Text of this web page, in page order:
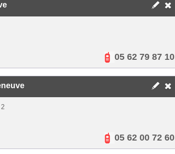
05 62 79 87 10
05 62 00 72 60